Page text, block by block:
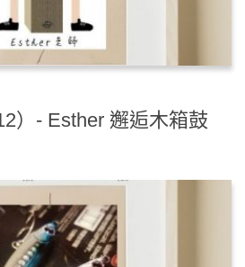
）- Esther 邂逅木箱鼓